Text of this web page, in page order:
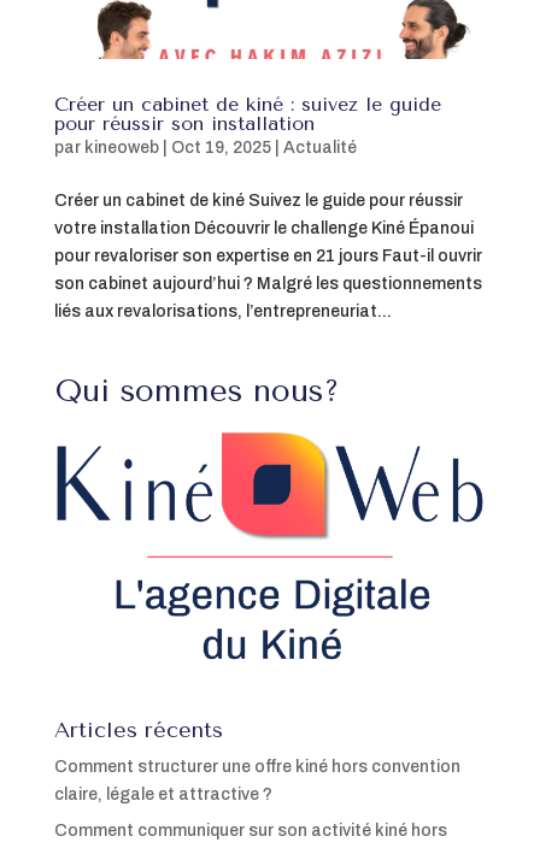
Créer un cabinet de kiné : suivez le guide
pour réussir son installation
par kineoweb| Oct 19, 2025| Actualité
Créer un cabinet de kiné Suivez le guide pour réussir
votre installation Découvrir le challenge Kiné Épanoui
pour revaloriser son expertise en 21 jours Faut-il ouvrir
son cabinet aujourd’hui ? Malgré les questionnements
liés aux revalorisations, l’entrepreneuriat...
Qui sommes nous?
Articles récents
Comment structurer une offre kiné hors convention
claire, légale et attractive ?
Comment communiquer sur son activité kiné hors